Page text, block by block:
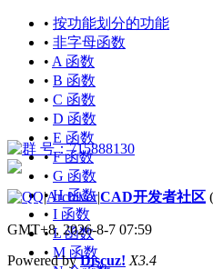
关于快捷菜单
设置绘图环境
配置
管理图形和其他文件
关于图形和样板
• 按功能划分的功能
• 非字母函数
• A 函数
• B 函数
• C 函数
• D 函数
• E 函数
•F 函数
• G 函数
•H 函数
• I 函数
•L 函数
• M 函数
|Archiver|CAD开发者社区 (
GMT+8, 2026-8-7 07:59
Powered byDiscuz! X3.4